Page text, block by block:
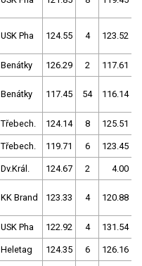
USK Pha 124.55 4 123.52
Benátky 126.29 2 117.61
Benátky 117.45 54 116.14
Třebech. 124.14 8 125.51
Třebech. 119.71 6 123.45
Dv.Král. 124.67 2 4.00
KK Brand 123.33 4 120.88
USK Pha 122.92 4 131.54
Heletag 124.35 6 126.16